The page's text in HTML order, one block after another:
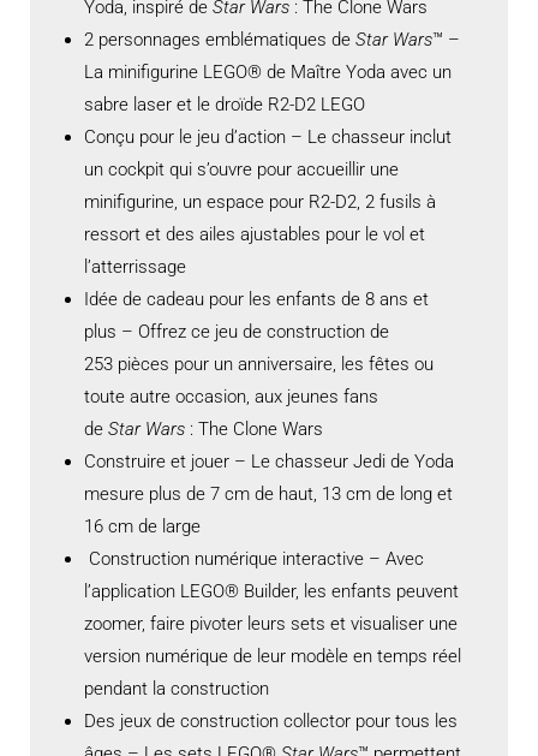
Yoda, inspiré de Star Wars : The Clone Wars
2 personnages emblématiques de Star Wars™ –
La minifigurine LEGO® de Maître Yoda avec un
sabre laser et le droïde R2-D2 LEGO
Conçu pour le jeu d’action – Le chasseur inclut
un cockpit qui s’ouvre pour accueillir une
minifigurine, un espace pour R2-D2, 2 fusils à
ressort et des ailes ajustables pour le vol et
l’atterrissage
Idée de cadeau pour les enfants de 8 ans et
plus – Offrez ce jeu de construction de
253 pièces pour un anniversaire, les fêtes ou
toute autre occasion, aux jeunes fans
de Star Wars : The Clone Wars
Construire et jouer – Le chasseur Jedi de Yoda
mesure plus de 7 cm de haut, 13 cm de long et
16 cm de large
Construction numérique interactive – Avec
l’application LEGO® Builder, les enfants peuvent
zoomer, faire pivoter leurs sets et visualiser une
version numérique de leur modèle en temps réel
pendant la construction
Des jeux de construction collector pour tous les